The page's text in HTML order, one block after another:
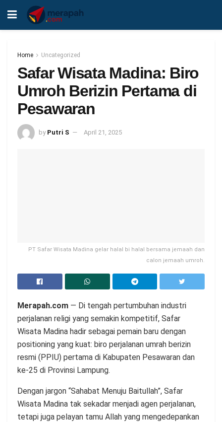
Home Uncategorized
Safar Wisata Madina: Biro
Umroh Berizin Pertama di
Pesawaran
by Putri S April 21, 2025
PT Safar Wisata Madina gelar halal bi halal bersama jemaah dan
calon jemaah umroh.
Merapah.com — Di tengah pertumbuhan industri
perjalanan religi yang semakin kompetitif, Safar
Wisata Madina hadir sebagai pemain baru dengan
positioning yang kuat: biro perjalanan umrah berizin
resmi (PPIU) pertama di Kabupaten Pesawaran dan
ke-25 di Provinsi Lampung.
Dengan jargon “Sahabat Menuju Baitullah”, Safar
Wisata Madina tak sekadar menjadi agen perjalanan,
tetapi juga pelayan tamu Allah yang mengedepankan